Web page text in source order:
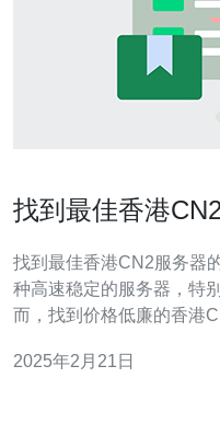
找到最佳香港
找到最佳香港CN2服务器的低价选项 香
种高速稳定的服务器，特
而，找到价格低廉的香港
擎上输入相关关键词，如“
2025年2月21日